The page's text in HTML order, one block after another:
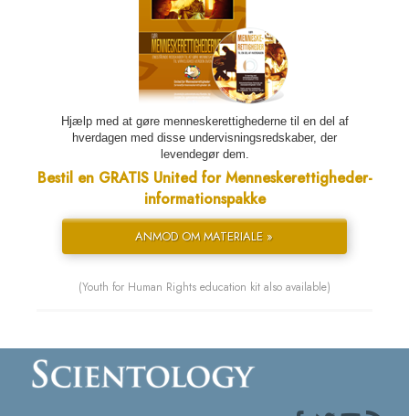
Hjælp med at gøre menneskerettighederne til en del af
hverdagen med disse undervisnings­redskaber, der
levendegør dem.
Bestil en GRATIS United for Menneskerettigheder-
informationspakke
ANMOD OM MATERIALE »
(Youth for Human Rights education kit also available)